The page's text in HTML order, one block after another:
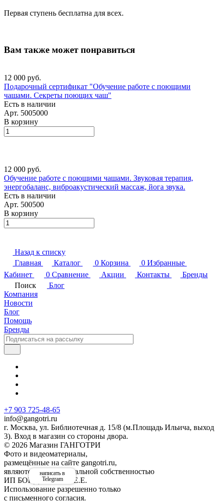
Первая ступень бесплатна для всех.
Вам также может понравиться
12 000 руб.
Подарочный сертификат "Обучение работе с поющими
чашами. Секреты поющих чаш"
Есть в наличии
Арт. 5005000
В корзину
12 000 руб.
Обучение работе с поющими чашами. Звуковая терапия,
энергобаланс, виброакустический массаж, йога звука.
Есть в наличии
Арт. 500500
В корзину
Назад к списку
Главная
Каталог 0 Корзина 0 Избранные
Кабинет
0 Сравнение Акции Контакты
Бренды
Поиск
Блог
Компания
Новости
Блог
Помощь
Бренды
+7 903 725-48-65
info@gangotri.ru
г. Москва, ул. Библиотечная д. 15/8 (м.Площадь Ильича, выход
3). Вход в магазин со стороны двора.
© 2026 Магазин ГАНГОТРИ
Фото и видеоматериалы,
размещённые на сайте gangotri.ru,
являются интеллектуальной собственностью
ИП БОНДАРЕНКО Е.Е.
Использование разрешенно только
с письменного согласия.
написать в
Telegram